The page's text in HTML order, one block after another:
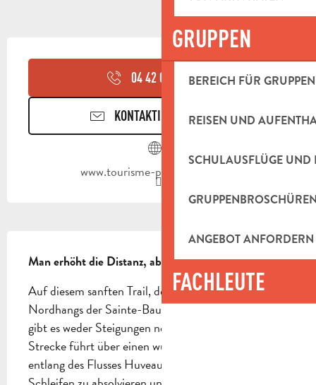
GRUPPEN
BEREICH FÜR GRUPPEN
REISEN UND
SCHULAUSFLÜGE UND
ANGEBOT ANFORDERN
FACHLEUTE
ÖFFNUNGSZEITEN &
04 42 03 49▒▒
KONTAKTIEREN SIE UNS
www.tourisme-paysdaubagne.fr
Man erhöht die Distanz, aber es bleibt "cool".
Auf diesem sanften Trail, der sich an der Basis des
Nordhangs der Sainte-Baume entlang schlängelt,
gibt es weder Steigungen noch steile Abfahrten. Die
Strecke führt über einen wunderschönen Pfad
entlang des Flusses Huveaune wieder hinunter. In